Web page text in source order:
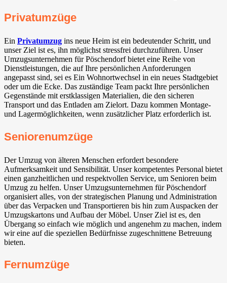
Privatumzüge
Ein Privatumzug ins neue Heim ist ein bedeutender Schritt, und
unser Ziel ist es, ihn möglichst stressfrei durchzuführen. Unser
Umzugsunternehmen für Pöschendorf bietet eine Reihe von
Dienstleistungen, die auf Ihre persönlichen Anforderungen
angepasst sind, sei es Ein Wohnortwechsel in ein neues Stadtgebiet
oder um die Ecke. Das zuständige Team packt Ihre persönlichen
Gegenstände mit erstklassigen Materialien, die den sicheren
Transport und das Entladen am Zielort. Dazu kommen Montage-
und Lagermöglichkeiten, wenn zusätzlicher Platz erforderlich ist.
Seniorenumzüge
Der Umzug von älteren Menschen erfordert besondere
Aufmerksamkeit und Sensibilität. Unser kompetentes Personal bietet
einen ganzheitlichen und respektvollen Service, um Senioren beim
Umzug zu helfen. Unser Umzugsunternehmen für Pöschendorf
organisiert alles, von der strategischen Planung und Administration
über das Verpacken und Transportieren bis hin zum Auspacken der
Umzugskartons und Aufbau der Möbel. Unser Ziel ist es, den
Übergang so einfach wie möglich und angenehm zu machen, indem
wir eine auf die speziellen Bedürfnisse zugeschnittene Betreuung
bieten.
Fernumzüge